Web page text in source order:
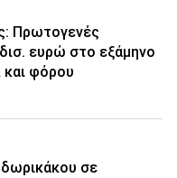
Πρωτογενές
ευρώ στο εξάμηνο
φόρου
σε